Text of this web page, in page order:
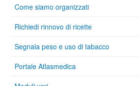
Come siamo organizzati
Richiedi rinnovo di ricette
Segnala peso e uso di tabacco
Portale Atlasmedica